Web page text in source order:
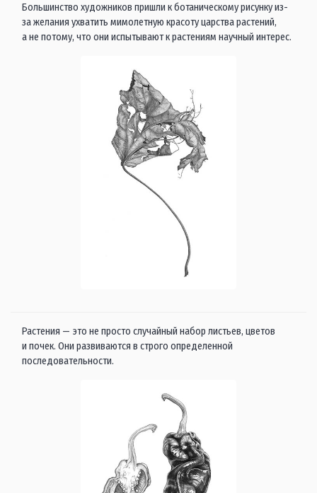
Большинство художников пришли к ботаническому рисунку из-
за желания ухватить мимолетную красоту царства растений,
а не потому, что они испытывают к растениям научный интерес.
Растения — это не просто случайный набор листьев, цветов
и почек. Они развиваются в строго определенной
последовательности.